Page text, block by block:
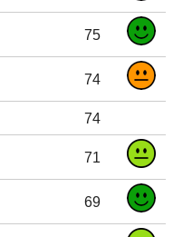
75
74
74
71
69